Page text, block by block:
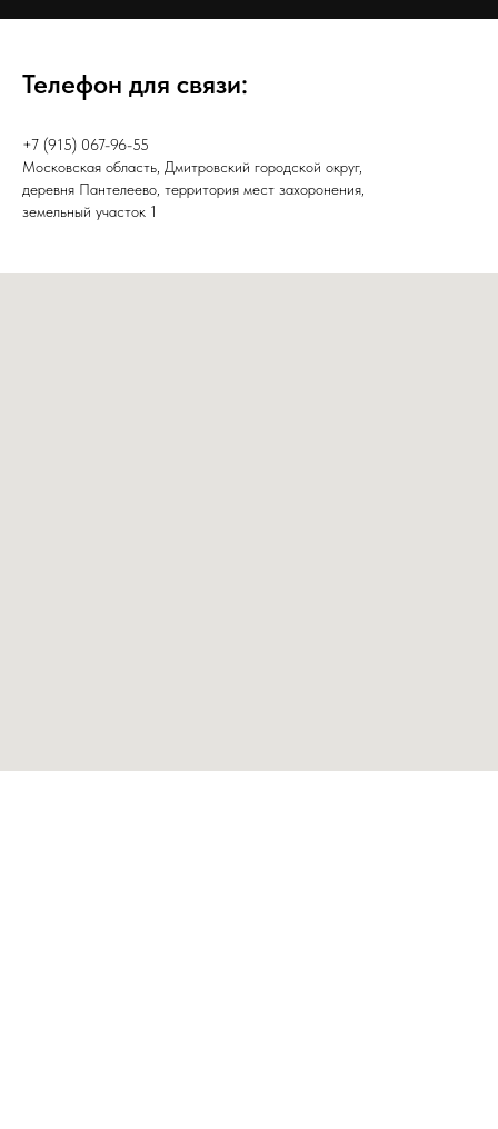
Телефон для связи:
+7 (915) 067-96-55
Московская область, Дмитровский городской округ,
деревня Пантелеево, территория мест захоронения,
земельный участок 1